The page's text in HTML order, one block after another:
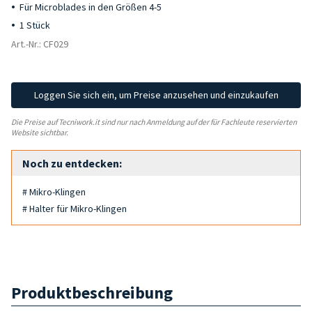
Für Microblades in den Größen 4-5
1 Stück
Art.-Nr.: CF029
Loggen Sie sich ein, um Preise anzusehen und einzukaufen
Die Preise auf Tecniwork.it sind nur nach Anmeldung auf der für Fachleute reservierten
Website sichtbar.
Noch zu entdecken:
# Mikro-Klingen
# Halter für Mikro-Klingen
Produktbeschreibung